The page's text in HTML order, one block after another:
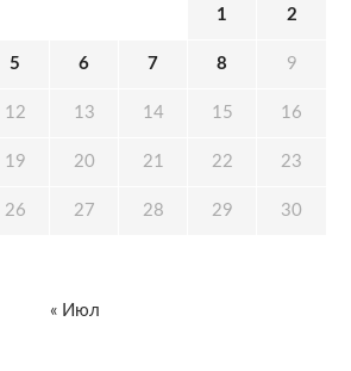
1 2
5 6 7 8 9
12 13 14 15 16
19 20 21 22 23
26 27 28 29 30
« Июл